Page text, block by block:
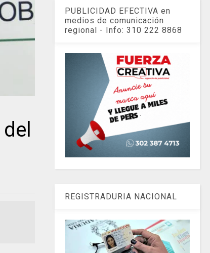
PUBLICIDAD EFECTIVA en
medios de comunicación
regional - Info: 310 222 8868
REGISTRADURIA NACIONAL